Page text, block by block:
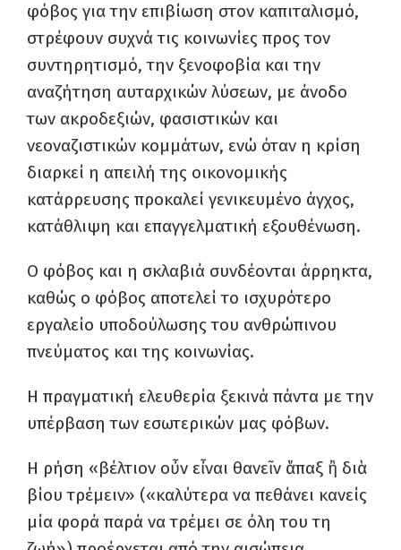
φόβος για την επιβίωση στον καπιταλισμό,
στρέφουν συχνά τις κοινωνίες προς τον
συντηρητισμό, την ξενοφοβία και την
αναζήτηση αυταρχικών λύσεων, με άνοδο
των ακροδεξιών, φασιστικών και
νεοναζιστικών κομμάτων, ενώ όταν η κρίση
διαρκεί η απειλή της οικονομικής
κατάρρευσης προκαλεί γενικευμένο άγχος,
κατάθλιψη και επαγγελματική εξουθένωση.
Ο φόβος και η σκλαβιά συνδέονται άρρηκτα,
καθώς ο φόβος αποτελεί το ισχυρότερο
εργαλείο υποδούλωσης του ανθρώπινου
πνεύματος και της κοινωνίας.
Η πραγματική ελευθερία ξεκινά πάντα με την
υπέρβαση των εσωτερικών μας φόβων.
Η ρήση «βέλτιον οὖν εἶναι θανεῖν ἅπαξ ἢ διὰ
βίου τρέμειν» («καλύτερα να πεθάνει κανείς
μία φορά παρά να τρέμει σε όλη του τη